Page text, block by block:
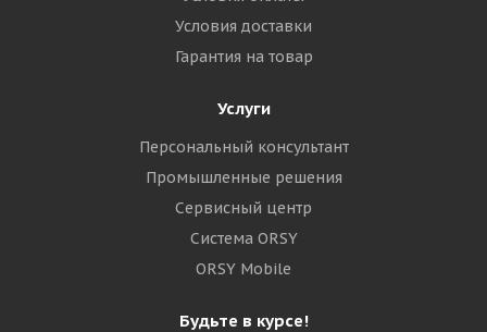
Условия доставки
Гарантия на товар
Услуги
Персональный консультант
Промышленные решения
Сервисный центр
Система ORSY
ORSY Mobile
Будьте в курсе!